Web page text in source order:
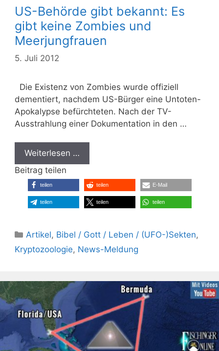
US-Behörde gibt bekannt: Es
gibt keine Zombies und
Meerjungfrauen
5. Juli 2012
Die Existenz von Zombies wurde offiziell
dementiert, nachdem US-Bürger eine Untoten-
Apokalypse befürchteten. Nach der TV-
Ausstrahlung einer Dokumentation in den …
Weiterlesen …
Beitrag teilen
teilen teilen E-Mail
teilen teilen teilen
Kategorien
Artikel, Bibel / Gott / Leben / (UFO-)Sekten,
Kryptozoologie, News-Meldung